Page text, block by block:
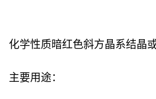
化学性质暗红色斜方晶系结晶
主要用途：